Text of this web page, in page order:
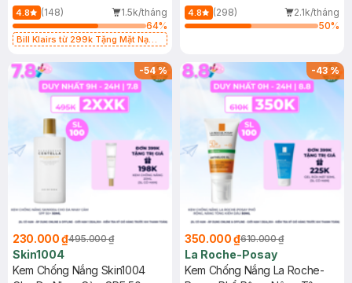
4.8 (148)
1.5k/tháng
64%
Bill Klairs từ 299k Tặng Mặt Nạ
25ml (SL Có Hạn)
400ml
4.8 (298)
2.1k/tháng
50%
-54%
230.000 ₫495.000 ₫
Skin1004
Kem Chống Nắng Skin1004
-43%
350.000 ₫610.000 ₫
La Roche-Posay
Kem Chống Nắng La Roche-